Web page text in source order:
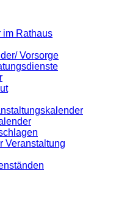
im Rathaus
Vorsorge
Veranstaltung